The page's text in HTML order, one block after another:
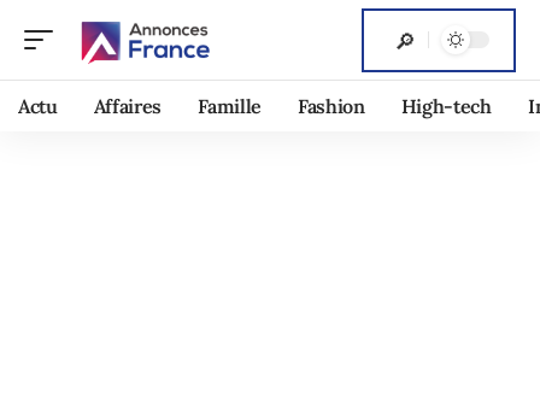
Actu Affaires Famille Fashion High-tech